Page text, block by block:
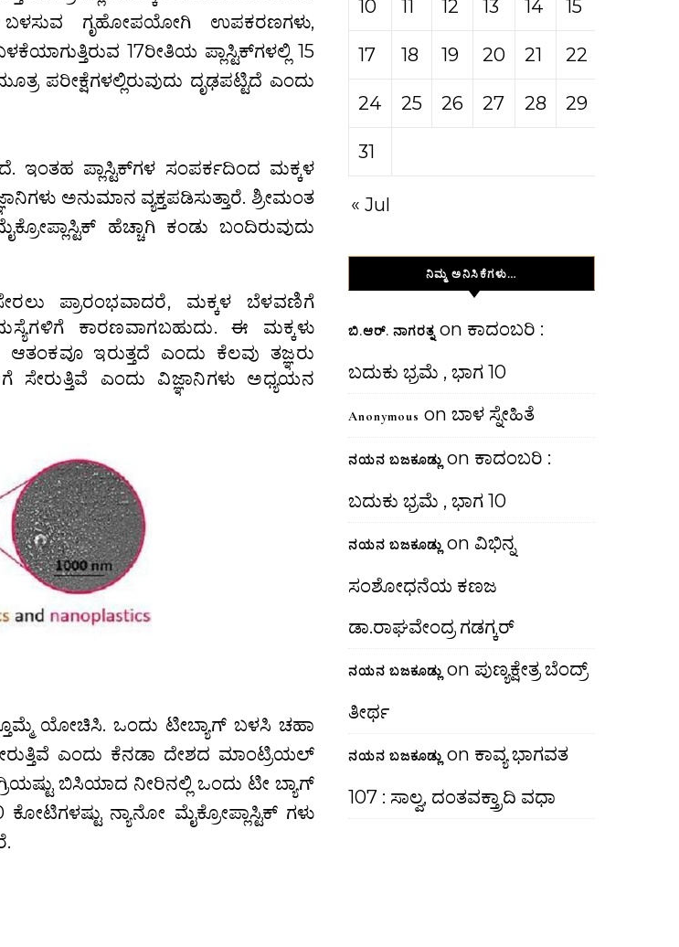
ಬಳಸುವ ಗೃಹೋಪಯೋಗಿ ಉಪಕರಣಗಳು,
17ರೀತಿಯ ಪ್ಲಾಸ್ಟಿಕ್‍ಗಳಲ್ಲಿ 15
ಪರೀಕ್ಷೆಗಳಲ್ಲಿರುವುದು ದೃಢಪಟ್ಟಿದೆ ಎಂದು
ಇಂತಹ ಪ್ಲಾಸ್ಟಿಕ್‍ಗಳ ಸಂಪರ್ಕದಿಂದ ಮಕ್ಕಳ
ಅನುಮಾನ ವ್ಯಕ್ತಪಡಿಸುತ್ತಾರೆ. ಶ್ರೀಮಂತ
ಹೆಚ್ಚಾಗಿ ಕಂಡು ಬಂದಿರುವುದು
ಪ್ರಾರಂಭವಾದರೆ, ಮಕ್ಕಳ ಬೆಳವಣಿಗೆ
ಕಾರಣವಾಗಬಹುದು. ಈ ಮಕ್ಕಳು
ಆತಂಕವೂ ಇರುತ್ತದೆ ಎಂದು ಕೆಲವು ತಜ್ಞರು
ಸೇರುತ್ತಿವೆ ಎಂದು ವಿಜ್ಞಾನಿಗಳು ಅಧ್ಯಯನ
ಯೋಚಿಸಿ. ಒಂದು ಟೀಬ್ಯಾಗ್ ಬಳಸಿ ಚಹಾ
ಎಂದು ಕೆನಡಾ ದೇಶದ ಮಾಂಟ್ರಿಯಲ್‍
ಬಿಸಿಯಾದ ನೀರಿನಲ್ಲಿ ಒಂದು ಟೀ ಬ್ಯಾಗ್
ನ್ಯಾನೋ ಮೈಕ್ರೋಪ್ಲಾಸ್ಟಿಕ್ ಗಳು
10 11 12 13 14 15
17 18 19 20 21 22
24 25 26 27 28 29
31
« Jul
ನಿಮ್ಮ ಅನಿಸಿಕೆಗಳು…
ಬಿ.ಆರ್. ನಾಗರತ್ನ on ಕಾದಂಬರಿ :
ಬದುಕು ಭ್ರಮೆ , ಭಾಗ 10
Anonymous on ಬಾಳ ಸ್ನೇಹಿತೆ
ನಯನ ಬಜಕೂಡ್ಲು on ಕಾದಂಬರಿ :
ಬದುಕು ಭ್ರಮೆ , ಭಾಗ 10
ನಯನ ಬಜಕೂಡ್ಲು on ವಿಭಿನ್ನ
ಸಂಶೋಧನೆಯ ಕಣಜ
ಡಾ.ರಾಘವೇಂದ್ರ ಗಡಗ್ಕರ್
ನಯನ ಬಜಕೂಡ್ಲು on ಪುಣ್ಯಕ್ಷೇತ್ರ ಬೆಂದ್ರ್
ತೀರ್ಥ
ನಯನ ಬಜಕೂಡ್ಲು on ಕಾವ್ಯ ಭಾಗವತ
107 : ಸಾಲ್ವ, ದಂತವಕ್ತ್ರಾದಿ ವಧಾ